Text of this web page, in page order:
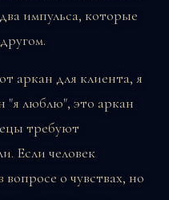
импульса, которые
аркан для клиента, я
"я люблю", это аркан
требуют
Если человек
о чувствах, но